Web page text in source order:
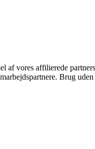
af vores affilierede
Brug